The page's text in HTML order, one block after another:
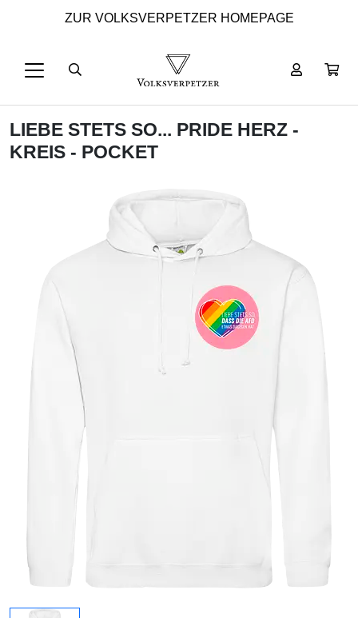
ZUR VOLKSVERPETZER HOMEPAGE
LIEBE STETS SO... PRIDE HERZ -
KREIS - POCKET